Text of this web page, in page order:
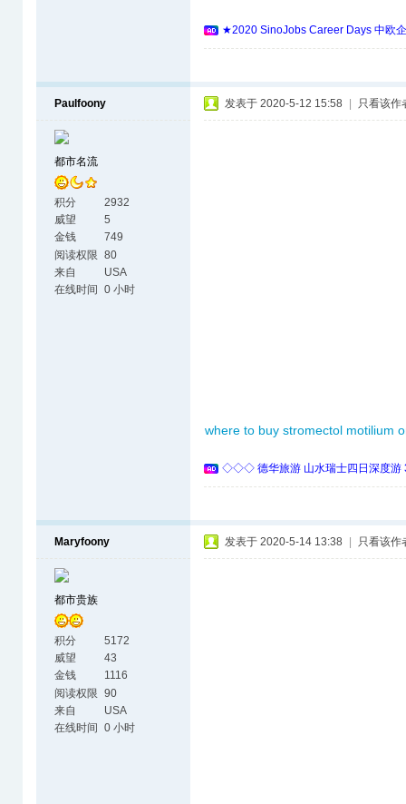
★2020 SinoJobs Career Days 中欧
Paulfoony
都市名流
积分
2932
威望
5
金钱
749
阅读权限 80
来自
USA
在线时间
0 小时
发表于 2020-5-12 15:58 只看该作
where to buy stromectol motilium
◇◇◇ 德华旅游 山水瑞士四日深度
Maryfoony
都市贵族
积分
5172
威望
43
金钱
1116
阅读权限 90
来自
USA
在线时间
0 小时
发表于 2020-5-14 13:38 只看该作